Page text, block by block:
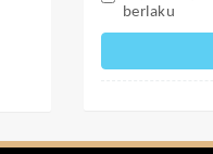
berlaku